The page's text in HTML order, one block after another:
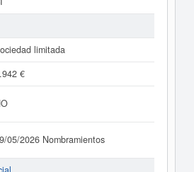
limitada
€
05/2026 Nombramientos